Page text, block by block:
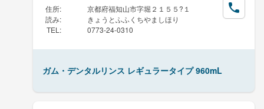
住所:
京都府福知山市字堀２１５５?１
読み:
きょうとふふくちやましほり
TEL : 0773-24-0310
ガム・デンタルリンス レギュラータイプ 960mL